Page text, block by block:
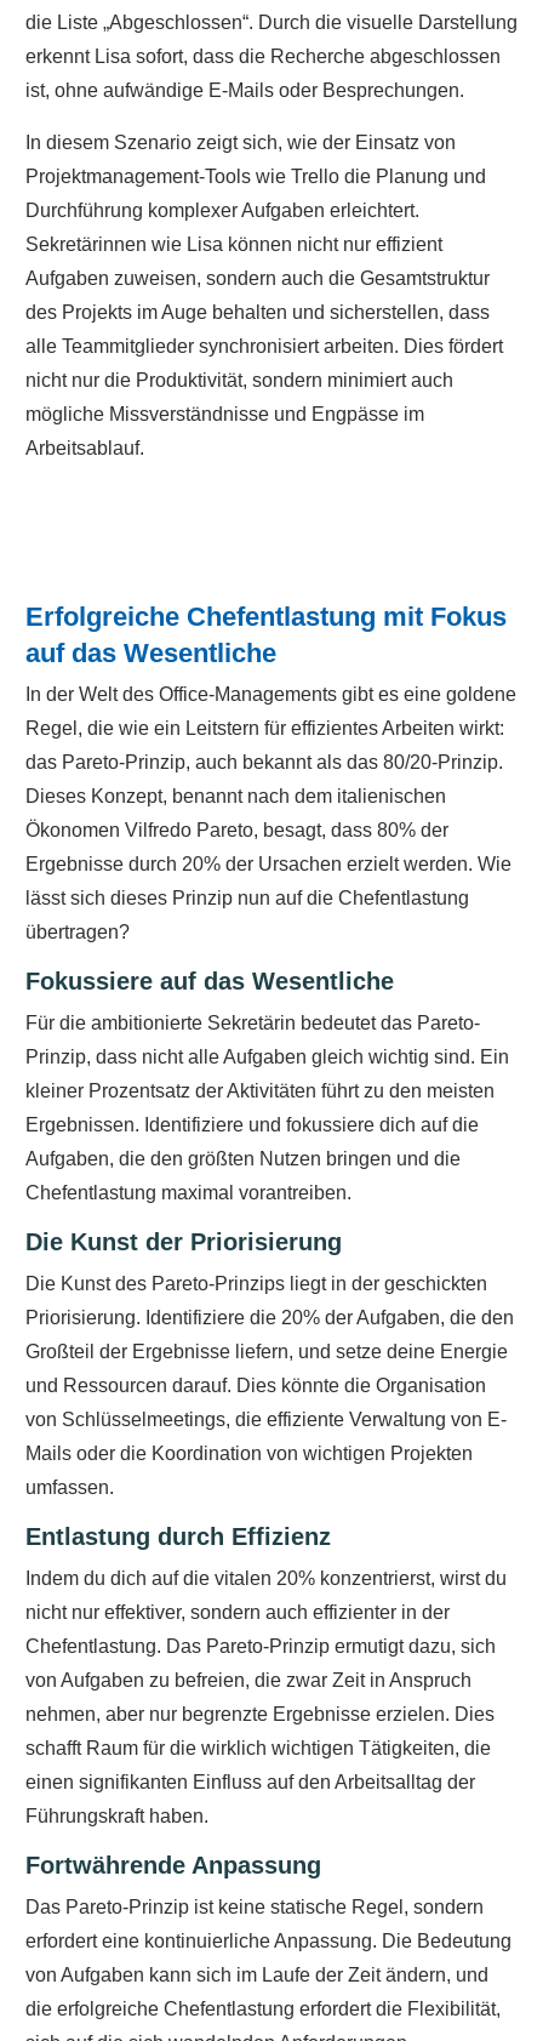
die Liste „Abgeschlossen“. Durch die visuelle Darstellung
erkennt Lisa sofort, dass die Recherche abgeschlossen
ist, ohne aufwändige E-Mails oder Besprechungen.
In diesem Szenario zeigt sich, wie der Einsatz von
Projektmanagement-Tools wie Trello die Planung und
Durchführung komplexer Aufgaben erleichtert.
Sekretärinnen wie Lisa können nicht nur effizient
Aufgaben zuweisen, sondern auch die Gesamtstruktur
des Projekts im Auge behalten und sicherstellen, dass
alle Teammitglieder synchronisiert arbeiten. Dies fördert
nicht nur die Produktivität, sondern minimiert auch
mögliche Missverständnisse und Engpässe im
Arbeitsablauf.
Erfolgreiche Chefentlastung mit Fokus
auf das Wesentliche
In der Welt des Office-Managements gibt es eine goldene
Regel, die wie ein Leitstern für effizientes Arbeiten wirkt:
das Pareto-Prinzip, auch bekannt als das 80/20-Prinzip.
Dieses Konzept, benannt nach dem italienischen
Ökonomen Vilfredo Pareto, besagt, dass 80% der
Ergebnisse durch 20% der Ursachen erzielt werden. Wie
lässt sich dieses Prinzip nun auf die Chefentlastung
übertragen?
Fokussiere auf das Wesentliche
Für die ambitionierte Sekretärin bedeutet das Pareto-
Prinzip, dass nicht alle Aufgaben gleich wichtig sind. Ein
kleiner Prozentsatz der Aktivitäten führt zu den meisten
Ergebnissen. Identifiziere und fokussiere dich auf die
Aufgaben, die den größten Nutzen bringen und die
Chefentlastung maximal vorantreiben.
Die Kunst der Priorisierung
Die Kunst des Pareto-Prinzips liegt in der geschickten
Priorisierung. Identifiziere die 20% der Aufgaben, die den
Großteil der Ergebnisse liefern, und setze deine Energie
und Ressourcen darauf. Dies könnte die Organisation
von Schlüsselmeetings, die effiziente Verwaltung von E-
Mails oder die Koordination von wichtigen Projekten
umfassen.
Entlastung durch Effizienz
Indem du dich auf die vitalen 20% konzentrierst, wirst du
nicht nur effektiver, sondern auch effizienter in der
Chefentlastung. Das Pareto-Prinzip ermutigt dazu, sich
von Aufgaben zu befreien, die zwar Zeit in Anspruch
nehmen, aber nur begrenzte Ergebnisse erzielen. Dies
schafft Raum für die wirklich wichtigen Tätigkeiten, die
einen signifikanten Einfluss auf den Arbeitsalltag der
Führungskraft haben.
Fortwährende Anpassung
Das Pareto-Prinzip ist keine statische Regel, sondern
erfordert eine kontinuierliche Anpassung. Die Bedeutung
von Aufgaben kann sich im Laufe der Zeit ändern, und
die erfolgreiche Chefentlastung erfordert die Flexibilität,